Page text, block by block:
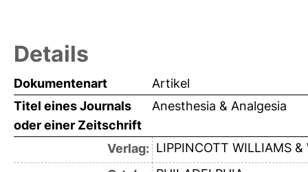
Details
Dokumentenart
Artikel
Titel eines Journals
oder einer Zeitschrift
Anesthesia & Analgesia
Verlag: LIPPINCOTT WILLIAMS &